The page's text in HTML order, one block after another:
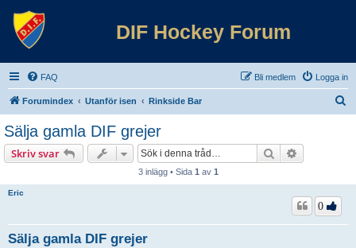
DIF Hockey Forum
FAQ Logga in
Bli medlem
Forumindex Utanför isen Rinkside Bar
Sälja gamla DIF grejer
Skriv svar Sök
3 inlägg • Sida 1 av 1
Eric
Sälja gamla DIF grejer
0